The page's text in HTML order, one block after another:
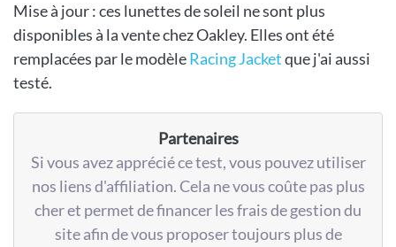
Mise à jour : ces lunettes de soleil ne sont plus
disponibles à la vente chez Oakley. Elles ont été
remplacées par le modèleRacing Jacketque j'ai aussi
testé.
Partenaires
Si vous avez apprécié ce test, vous pouvez utiliser
nos liens d'affiliation. Cela ne vous coûte pas plus
cher et permet de financer les frais de gestion du
site afin de vous proposer toujours plus de